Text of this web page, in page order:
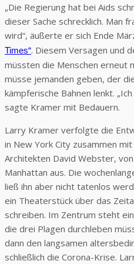
„Die Regierung hat bei Aids
dieser Sache schrecklich. Man
wird“, äußerte er sich Ende
Times“. Diesem Versagen und
müssten die Menschen erneut
müsse jemanden geben, der
kämpferische Bahnen lenkt.
sagte Kramer mit Bedauern.
Larry Kramer verfolgte die
in New York City zusammen
Architekten David Webster,
Manhattan aus. Die
ließ ihn aber nicht tatenlos
ein Theaterstück über das
schreiben. Im Zentrum steht
die drei Plagen durchleben
dann den langsamen
schließlich die Corona-Krise.